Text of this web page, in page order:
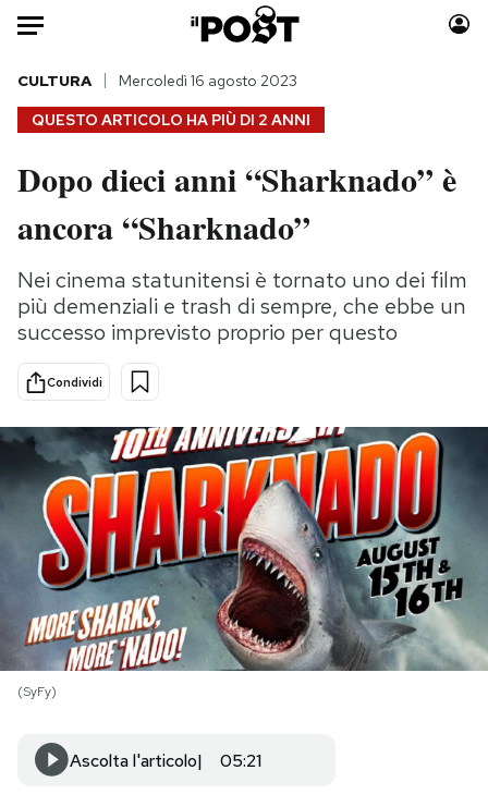
Auto
HOME
Italia
Politica
Tecnologia
Internet
Scienza
Cultura
Economia
Sport
Moda
Consumismi
Storie/Idee
Ok Boomer!
Media
Mondiali calcio 2026
PODCAST
NEWSLETTER
I MIEI PREFERITI
SHOP
QUESTO ARTICOLO HA PIÙ DI 2 ANNI
CULTURA Mercoledì 16 agosto 2023
Dopo dieci anni “Sharknado” è
ancora “Sharknado”
Nei cinema statunitensi è tornato uno dei film
più demenziali e trash di sempre, che ebbe un
successo imprevisto proprio per questo
Condividi
(SyFy)
Ascolta l'articolo 05:21